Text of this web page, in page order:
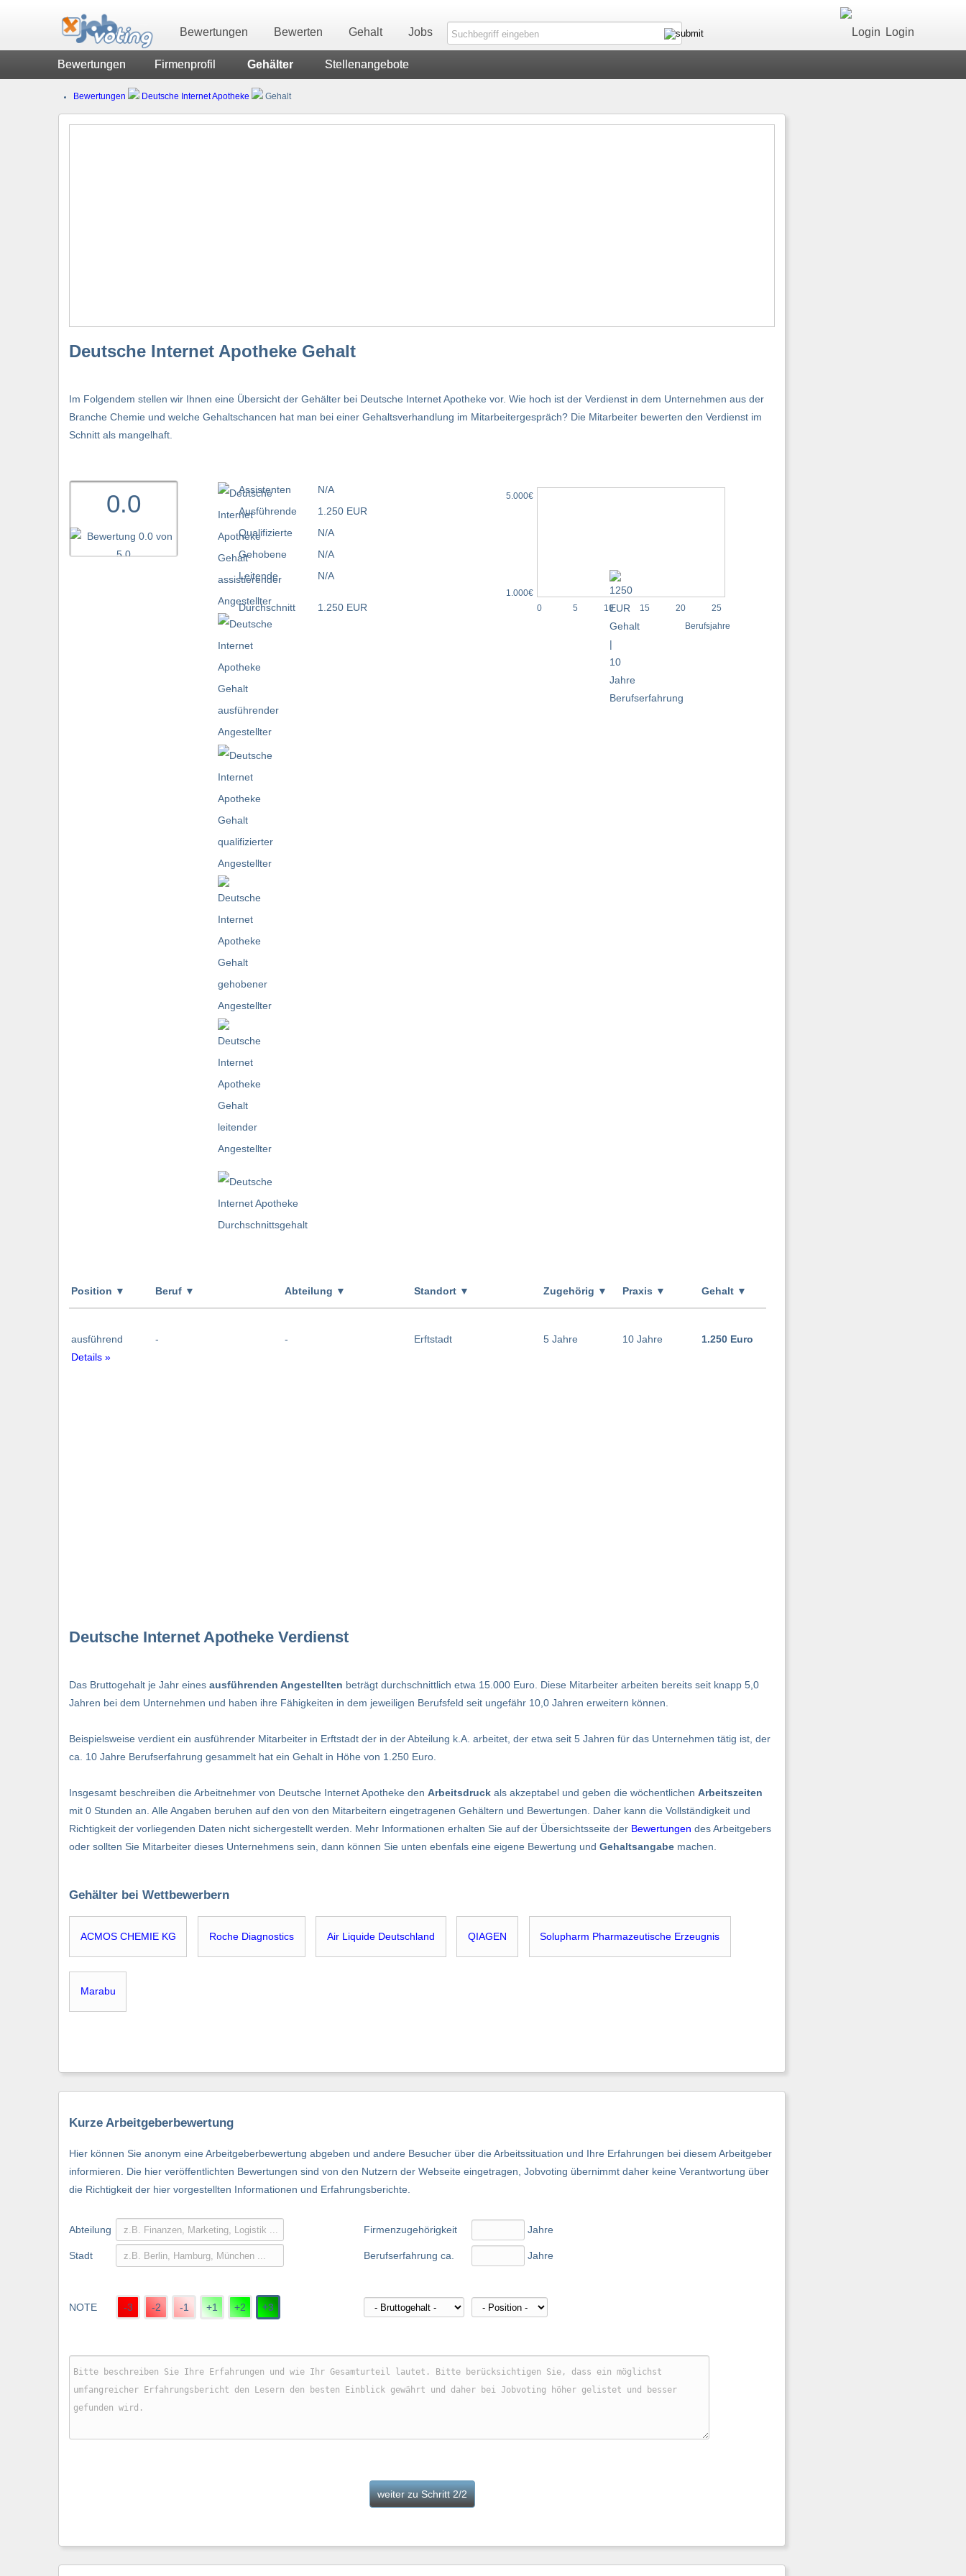
Bewertungen Bewerten Gehalt Jobs Login
Bewertungen Firmenprofil Gehälter Stellenangebote
Bewertungen Deutsche Internet Apotheke Gehalt
Deutsche Internet Apotheke Gehalt
Im Folgendem stellen wir Ihnen eine Übersicht der Gehälter bei Deutsche Internet Apotheke vor. Wie hoch ist der Verdienst in dem Unternehmen aus der
Branche Chemie und welche Gehaltschancen hat man bei einer Gehaltsverhandlung im Mitarbeitergespräch? Die Mitarbeiter bewerten den Verdienst im
Schnitt als mangelhaft.
0.0
Assistenten
Ausführende
Qualifizierte
Gehobene
Leitende
Durchschnitt
N/A
1.250 EUR
N/A
N/A
N/A
1.250 EUR
5.000€
1.000€
0
5 10 15 20 25
Berufsjahre
Position ▼ Beruf ▼ Abteilung ▼ Standort ▼ Zugehörig ▼ Praxis ▼ Gehalt ▼
ausführend
Details »
- - Erftstadt 5 Jahre 10 Jahre 1.250 Euro
Deutsche Internet Apotheke Verdienst
Das Bruttogehalt je Jahr eines ausführenden Angestellten beträgt durchschnittlich etwa 15.000 Euro. Diese Mitarbeiter arbeiten bereits seit knapp 5,0
Jahren bei dem Unternehmen und haben ihre Fähigkeiten in dem jeweiligen Berufsfeld seit ungefähr 10,0 Jahren erweitern können.
Beispielsweise verdient ein ausführender Mitarbeiter in Erftstadt der in der Abteilung k.A. arbeitet, der etwa seit 5 Jahren für das Unternehmen tätig ist, der
ca. 10 Jahre Berufserfahrung gesammelt hat ein Gehalt in Höhe von 1.250 Euro.
Insgesamt beschreiben die Arbeitnehmer von Deutsche Internet Apotheke den Arbeitsdruck als akzeptabel und geben die wöchentlichen Arbeitszeiten
mit 0 Stunden an. Alle Angaben beruhen auf den von den Mitarbeitern eingetragenen Gehältern und Bewertungen. Daher kann die Vollständigkeit und
Richtigkeit der vorliegenden Daten nicht sichergestellt werden. Mehr Informationen erhalten Sie auf der Übersichtsseite der Bewertungen des Arbeitgebers
oder sollten Sie Mitarbeiter dieses Unternehmens sein, dann können Sie unten ebenfals eine eigene Bewertung und Gehaltsangabe machen.
Gehälter bei Wettbewerbern
ACMOS CHEMIE KG Roche Diagnostics Air Liquide Deutschland QIAGEN Solupharm Pharmazeutische Erzeugnis
Marabu
Kurze Arbeitgeberbewertung
Hier können Sie anonym eine Arbeitgeberbewertung abgeben und andere Besucher über die Arbeitssituation und Ihre Erfahrungen bei diesem Arbeitgeber
informieren. Die hier veröffentlichten Bewertungen sind von den Nutzern der Webseite eingetragen, Jobvoting übernimmt daher keine Verantwortung über
die Richtigkeit der hier vorgestellten Informationen und Erfahrungsberichte.
Abteilung
Stadt
NOTE -3 -2 -1 +1 +2 +3
Firmenzugehörigkeit
Berufserfahrung ca.
Jahre
Jahre